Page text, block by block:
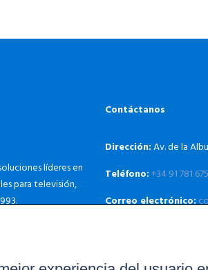
líderes en
para televisión,
Contáctanos
Dirección:Av. de la
Teléfono:+34 91 781
Correo electrónico: